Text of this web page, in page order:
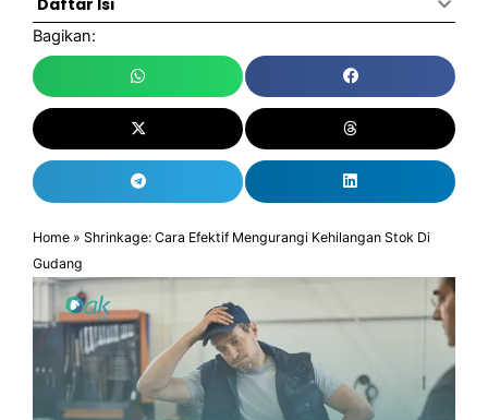
Daftar Isi
Bagikan:
Home » Shrinkage: Cara Efektif Mengurangi Kehilangan Stok Di
Gudang